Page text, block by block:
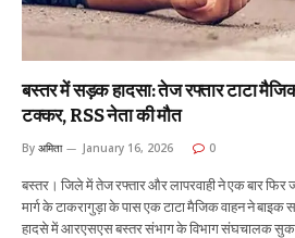
बस्तर में सड़क हादसा: तेज रफ्तार टाटा
टक्कर, RSS नेता की मौत
By अमिता January 16, 2026 0
बस्तर। जिले में तेज रफ्तार और लापरवाही ने एक बार
मार्ग के टाकरागुड़ा के पास एक टाटा मैजिक वाहन ने बाइक
हादसे में आरएसएस बस्तर संभाग के विभाग संघचालक